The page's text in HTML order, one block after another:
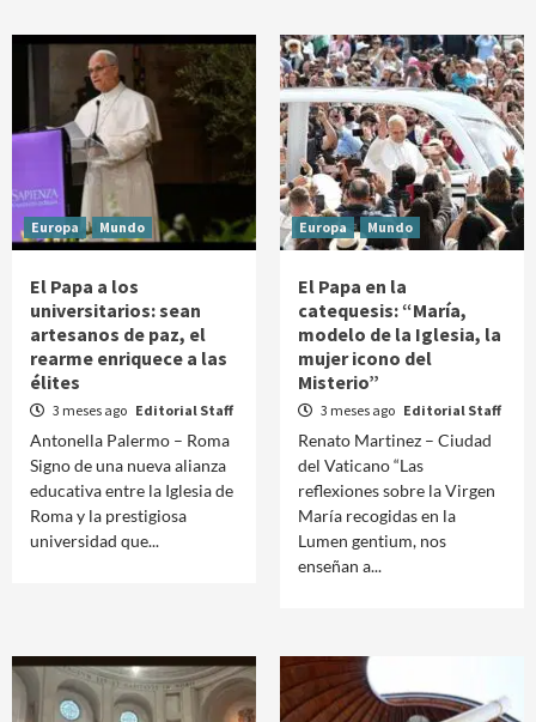
Europa Mundo
El Papa a los
universitarios: sean
artesanos de paz, el
rearme enriquece a las
élites
3 meses ago Editorial Staff
Antonella Palermo – Roma
Signo de una nueva alianza
educativa entre la Iglesia de
Roma y la prestigiosa
universidad que...
Europa Mundo
El Papa en la
catequesis: “María,
modelo de la Iglesia, la
mujer icono del
Misterio”
3 meses ago Editorial Staff
Renato Martinez – Ciudad
del Vaticano “Las
reflexiones sobre la Virgen
María recogidas en la
Lumen gentium, nos
enseñan a...